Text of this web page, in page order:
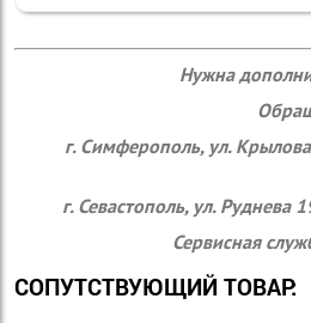
Нужна
г. Симферополь, ул.
г. Севастополь, ул.
Сервисная
СОПУТСТВУЮЩИЙ ТОВАР: